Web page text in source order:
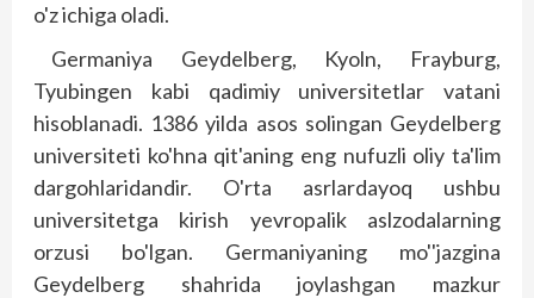
o'z ichiga oladi.
Germaniya Geydelberg, Kyoln, Frayburg,
Tyubingen kabi qadimiy universitetlar vatani
hisoblanadi. 1386 yilda asos solingan Geydelberg
universiteti ko'hna qit'aning eng nufuzli oliy ta'lim
dargohlaridandir. O'rta asrlardayoq ushbu
universitetga kirish yevropalik aslzodalarning
orzusi bo'lgan. Germaniyaning mo''jazgina
Geydelberg shahrida joylashgan mazkur